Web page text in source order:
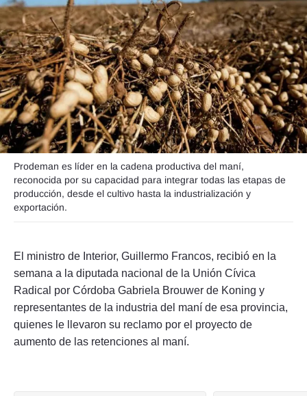
Clima
Agronegocios
Mercados
Seguinos
Prodeman es líder en la cadena productiva del maní,
reconocida por su capacidad para integrar todas las etapas de
producción, desde el cultivo hasta la industrialización y
exportación.
El ministro de Interior, Guillermo Francos, recibió en la
semana a la diputada nacional de la Unión Cívica
Radical por Córdoba Gabriela Brouwer de Koning y
representantes de la industria del maní de esa provincia,
quienes le llevaron su reclamo por el proyecto de
aumento de las retenciones al maní.